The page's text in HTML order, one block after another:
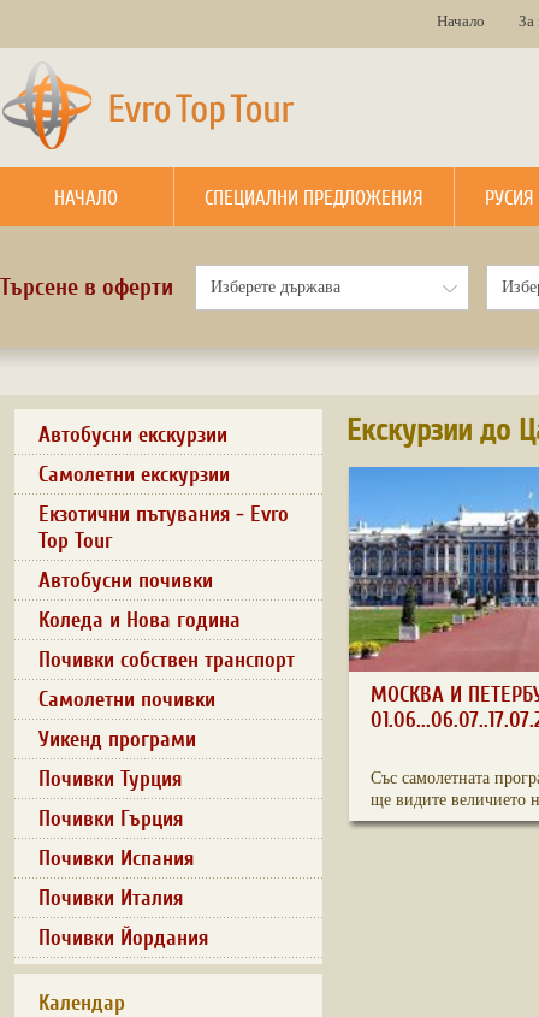
Начало За
НАЧАЛО СПЕЦИАЛНИ ПРЕДЛОЖЕНИЯ РУСИЯ
Търсене в оферти
Автобусни екскурзии
Самолетни екскурзии
Екзотични пътувания - Evro
Top Tour
Автобусни почивки
Коледа и Нова година
Почивки собствен транспорт
Самолетни почивки
Уикенд програми
Почивки Турция
Почивки Гърция
Почивки Испания
Почивки Италия
Почивки Йордания
Календар
Екскурзии до
МОСКВА И
Със самолетната
ще видите величието